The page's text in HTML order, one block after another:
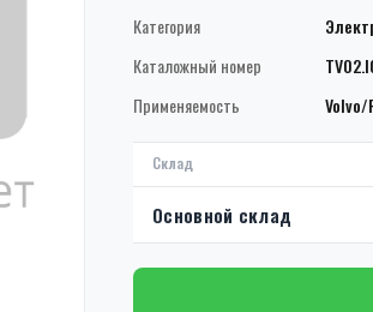
Категория
Каталожный номер
Применяемость
Volvo/
Склад
Основной склад